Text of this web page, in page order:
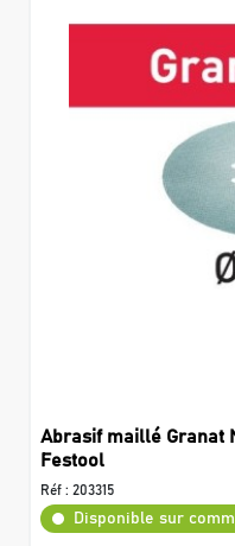
Abrasif maillé Granat
Festool
Réf : 203315
Disponible sur